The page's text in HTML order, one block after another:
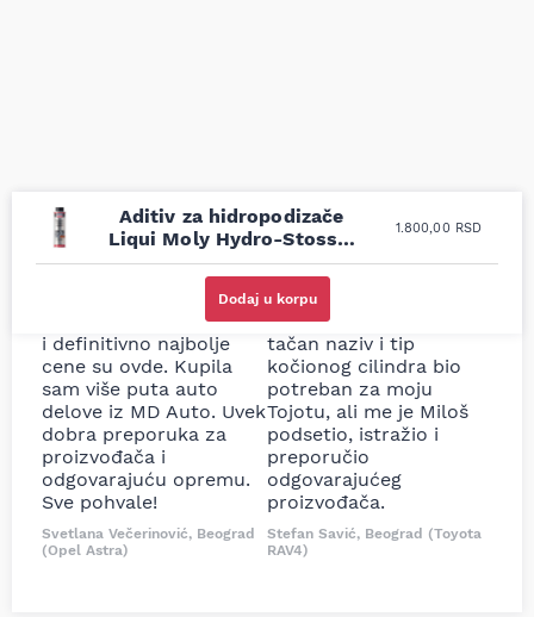
Aditiv za hidropodizače
Liqui Moly Hydro-Stossel
300ml
1.800,00 RSD
Dodaj u korpu
Uporedila sam sve
prodavnice auto delova
i definitivno najbolje
cene su ovde. Kupila
sam više puta auto
delove iz MD Auto. Uvek
dobra preporuka za
proizvođača i
odgovarajuću opremu.
Sve pohvale!
Svetlana Večerinović, Beograd
(Opel Astra)
Odlična usluga i
ljubazni prodavci.
Nisam bio siguran koji je
tačan naziv i tip
kočionog cilindra bio
potreban za moju
Tojotu, ali me je Miloš
podsetio, istražio i
preporučio
odgovarajućeg
proizvođača.
Stefan Savić, Beograd (Toyota
RAV4)